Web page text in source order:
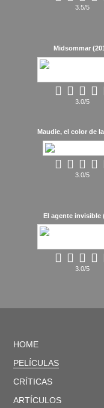
3.5/5
Midsommar
3.0/5
3.0/5
El agente invisible
3.0/5
HOME
PELÍCULAS
CRÍTICAS
ARTÍCULOS